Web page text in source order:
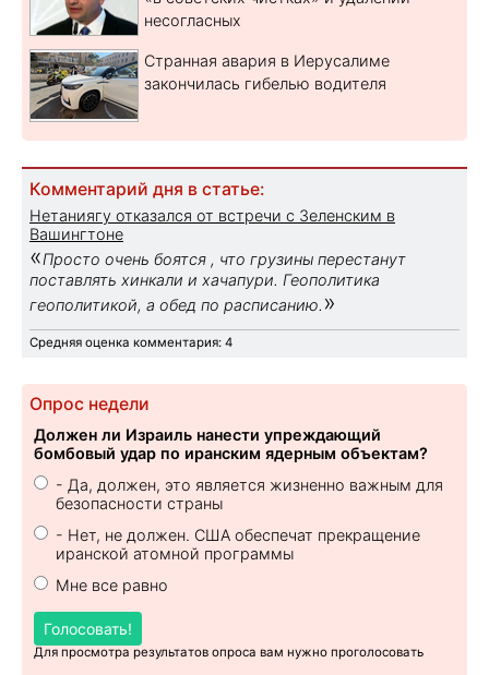
несогласных
Странная авария в Иерусалиме
закончилась гибелью водителя
Комментарий дня в статье:
Нетаниягу отказался от встречи с Зеленским в
Вашингтоне
«Просто очень боятся , что грузины перестанут
поставлять хинкали и хачапури. Геополитика
геополитикой, а обед по расписанию. »
Средняя оценка комментария: 4
Опрос недели
Должен ли Израиль нанести упреждающий
бомбовый удар по иранским ядерным объектам?
- Да, должен, это является жизненно важным для
безопасности страны
- Нет, не должен. США обеспечат прекращение
иранской атомной программы
Мне все равно
Голосовать!
Для просмотра результатов опроса вам нужно проголосовать